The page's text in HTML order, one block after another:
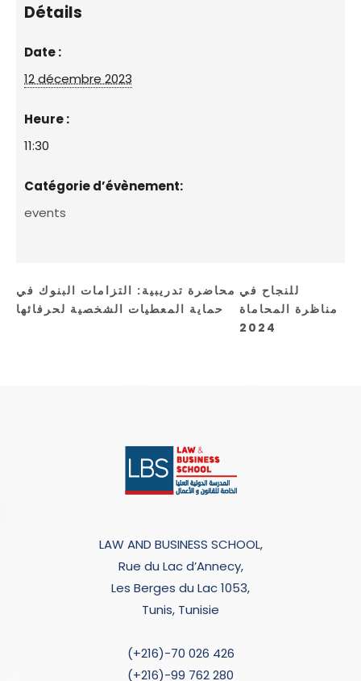
Détails
Date :
12 décembre 2023
Heure :
11:30
Catégorie d’évènement:
events
محاضرة تدريبية: التزامات البنوك في
حماية المعطيات الشخصية لحرفائها
للنجاح في
مناظرة المحاماة
2024
LAW AND BUSINESS SCHOOL,
Rue du Lac d’Annecy,
Les Berges du Lac 1053,
Tunis, Tunisie
(+216)-70 026 426
(+216)-99 762 280